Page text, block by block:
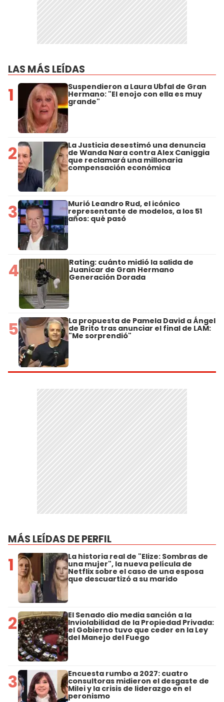
LAS MÁS LEÍDAS
1 Suspendieron a Laura Ubfal de Gran
Hermano: "El enojo con ella es muy
grande"
2 La Justicia desestimó una denuncia
de Wanda Nara contra Alex Caniggia
que reclamará una millonaria
compensación económica
3 Murió Leandro Rud, el icónico
representante de modelos, a los 51
años: qué pasó
4 Rating: cuánto midió la salida de
Juanicar de Gran Hermano
Generación Dorada
5 La propuesta de Pamela David a Ángel
de Brito tras anunciar el final de LAM:
"Me sorprendió"
MÁS LEÍDAS DE PERFIL
1 La historia real de "Elize: Sombras de
una mujer", la nueva película de
Netflix sobre el caso de una esposa
que descuartizó a su marido
2 El Senado dio media sanción a la
Inviolabilidad de la Propiedad Privada:
el Gobierno tuvo que ceder en la Ley
del Manejo del Fuego
3 Encuesta rumbo a 2027: cuatro
consultoras midieron el desgaste de
Milei y la crisis de liderazgo en el
peronismo